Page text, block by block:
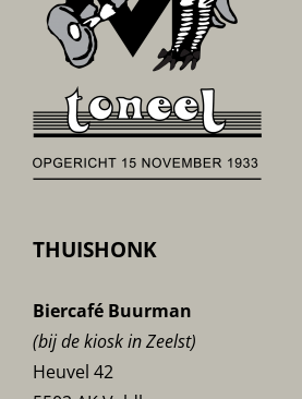
THUISHONK
Biercafé Buurman
(bij de kiosk in Zeelst)
Heuvel 42